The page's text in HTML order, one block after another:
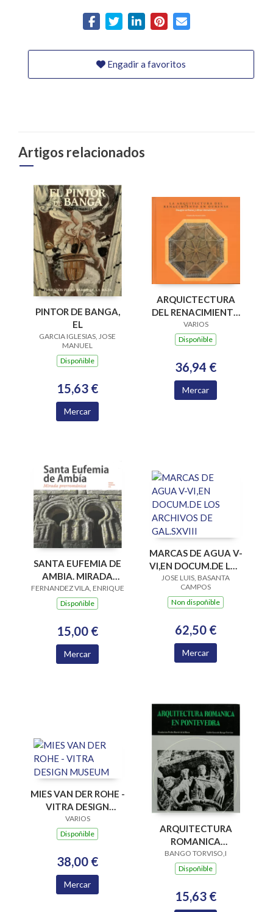
Engadir a favoritos
Artigos relacionados
PINTOR DE BANGA,
EL
GARCIA IGLESIAS, JOSE
MANUEL
Dispoñible
15,63 €
Mercar
ARQUICTECTURA
DEL RENACIMIENTO
EN OURENSE
(IMAGEN URBANA Y
MONASTICAS)
VARIOS
Dispoñible
36,94 €
Mercar
SANTA EUFEMIA DE
AMBIA. MIRADA
PRERROMANICA
FERNANDEZ VILA, ENRIQUE
Dispoñible
15,00 €
Mercar
MARCAS DE AGUA V-
VI,EN DOCUM.DE LOS
ARCHIVOS DE
GAL.SXVIII
JOSE LUIS, BASANTA
CAMPOS
Non dispoñible
62,50 €
Mercar
MIES VAN DER ROHE -
VITRA DESIGN
MUSEUM
VARIOS
Dispoñible
38,00 €
Mercar
ARQUITECTURA
ROMANICA
PONTEV.RUST
BANGO TORVISO,I
Dispoñible
15,63 €